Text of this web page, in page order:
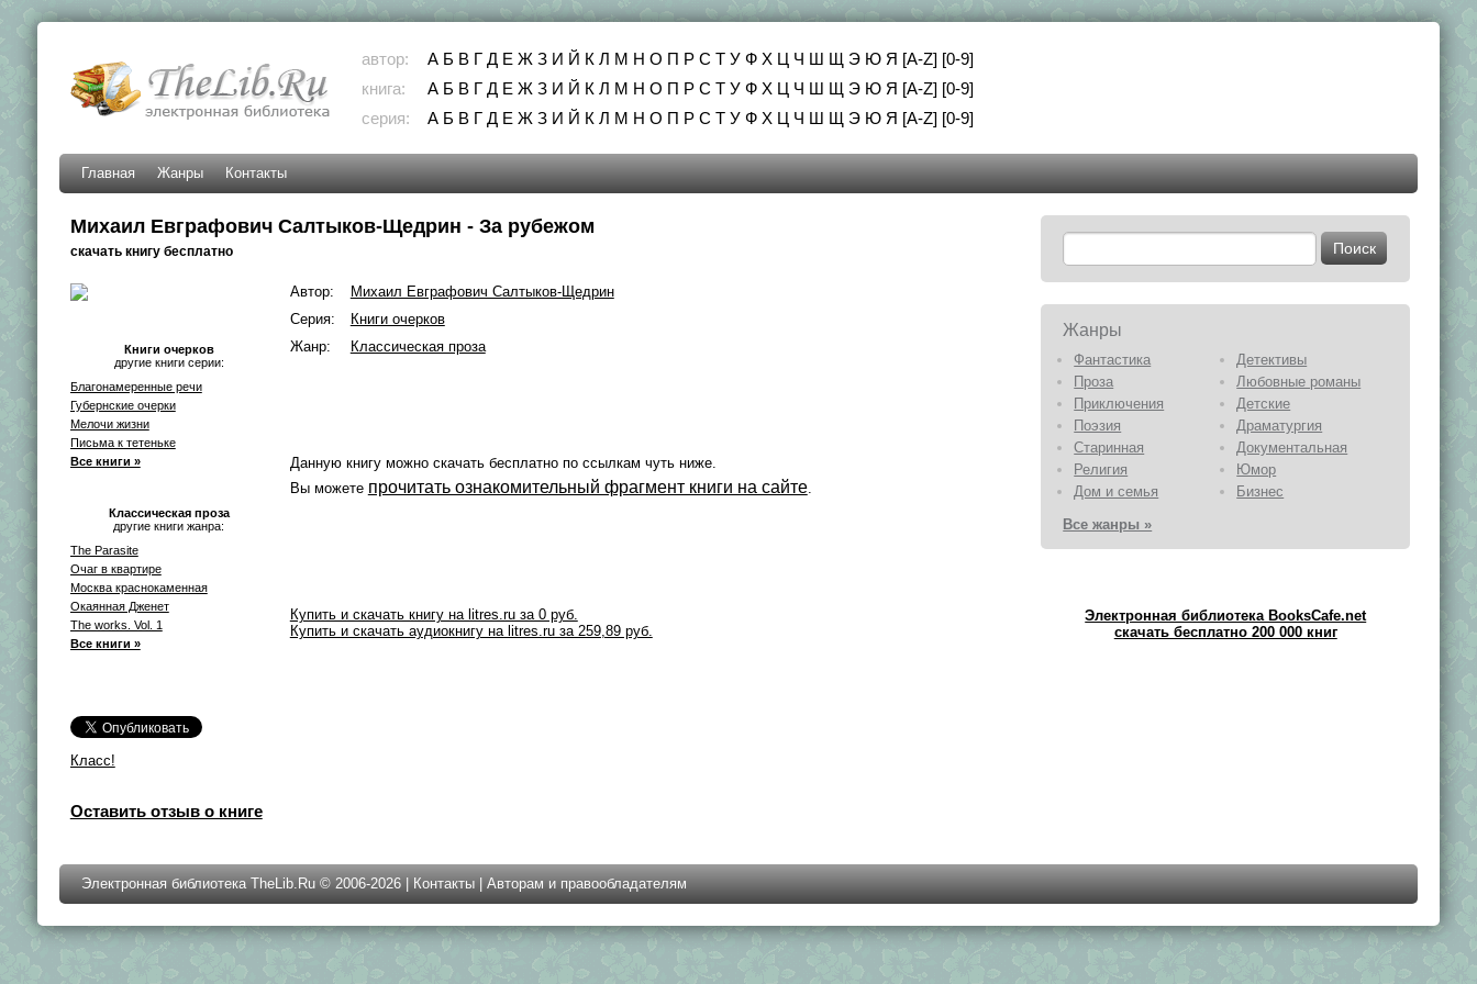
автор: А Б В Г Д Е Ж З И Й К Л М Н О П Р С Т У Ф Х Ц Ч Ш Щ Э Ю Я [A-Z] [0-9]
книга:
А Б В Г Д Е Ж З И Й К Л М Н О П Р С Т У Ф Х Ц Ч Ш Щ Э Ю Я [A-Z] [0-9]
серия:
А Б В Г Д Е Ж З И Й К Л М Н О П Р С Т У Ф Х Ц Ч Ш Щ Э Ю Я [A-Z] [0-9]
Главная Жанры Контакты
Михаил Евграфович Салтыков-Щедрин - За рубежом
скачать книгу бесплатно
Книги очерков
другие книги серии:
Благонамеренные речи
Губернские очерки
Мелочи жизни
Письма к тетеньке
Все книги »
Классическая проза
другие книги жанра:
The Parasite
Очаг в квартире
Москва краснокаменная
Окаянная Дженет
The works. Vol. 1
Все книги »
Класс!
Автор:
Михаил Евграфович Салтыков-Щедрин
Серия:
Книги очерков
Жанр:
Классическая проза
Данную книгу можно скачать бесплатно по ссылкам чуть ниже.
Вы можете прочитать ознакомительный фрагмент книги на сайте.
Купить и скачать книгу на litres.ru за 0 руб.
Купить и скачать аудиокнигу на litres.ru за 259,89 руб.
Оставить отзыв о книге
Жанры
Фантастика
Детективы
Проза
Любовные романы
Приключения
Детские
Поэзия
Драматургия
Старинная
Документальная
Религия
Юмор
Дом и семья
Бизнес
Все жанры »
Электронная библиотека BooksCafe.net
скачать бесплатно 200 000 книг
Электронная библиотека TheLib.Ru © 2006-2026 | Контакты| Авторам и правообладателям